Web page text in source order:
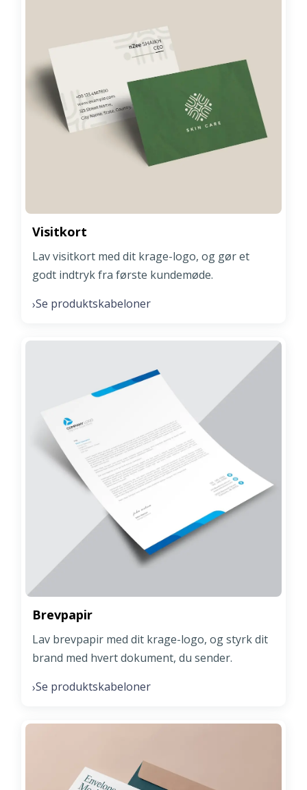
Visitkort
Lav visitkort med dit krage-logo, og gør et
godt indtryk fra første kundemøde.
›Se produktskabeloner
Brevpapir
Lav brevpapir med dit krage-logo, og styrk dit
brand med hvert dokument, du sender.
›Se produktskabeloner